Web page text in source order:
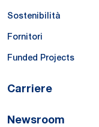
Sostenibilità
Fornitori
Funded Projects
Carriere
Newsroom